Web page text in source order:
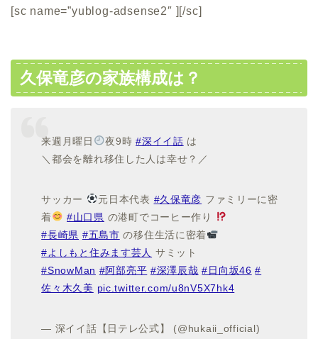
[sc name=”yublog-adsense2″ ][/sc]
久保竜彦の家族構成は？
来週月曜日 夜9時#深イイ話 は
＼都会を離れ移住した人は幸せ？／
サッカー 元日本代表 #久保竜彦 ファミリーに密
着
#山口県 の港町でコーヒー作り
#長崎県 #五島市 の移住生活に密着
#よしもと住みます芸人 サミット
#SnowMan #阿部亮平 #深澤辰哉 #日向坂46 #
佐々木久美 pic.twitter.com/u8nV5X7hk4
— 深イイ話【日テレ公式】 (@hukaii_official)